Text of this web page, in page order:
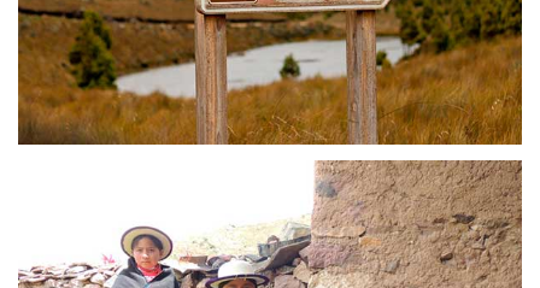
MANCOMUNIDAD CAÑARI